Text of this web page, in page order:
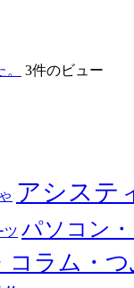
3件のビュー
アシステ
ツ パソコン
コラム・